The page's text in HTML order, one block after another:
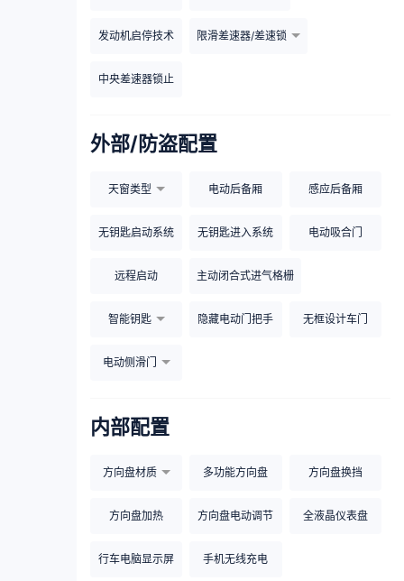
发动机启停技术 限滑差速器/差速锁
中央差速器锁止
外部/防盗配置
天窗类型 电动后备厢 感应后备厢
无钥匙启动系统 无钥匙进入系统 电动吸合门
远程启动 主动闭合式进气格栅
智能钥匙 隐藏电动门把手 无框设计车门
电动侧滑门
内部配置
方向盘材质 多功能方向盘 方向盘换挡
方向盘加热 方向盘电动调节 全液晶仪表盘
行车电脑显示屏 手机无线充电